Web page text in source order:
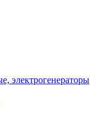
электрогенераторы